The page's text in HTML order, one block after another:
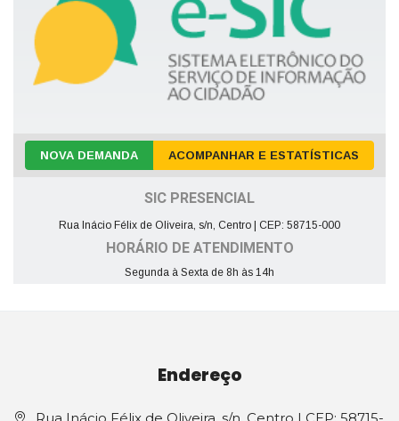
NOVA DEMANDA ACOMPANHAR E ESTATÍSTICAS
SIC PRESENCIAL
Rua Inácio Félix de Oliveira, s/n, Centro | CEP: 58715-000
HORÁRIO DE ATENDIMENTO
Segunda à Sexta de 8h às 14h
Endereço